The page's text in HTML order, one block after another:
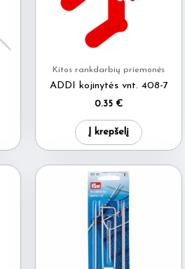
Kitos rankdarbių priemonės
ADDI kojinytės vnt. 408-7
0.35 €
Į krepšelį